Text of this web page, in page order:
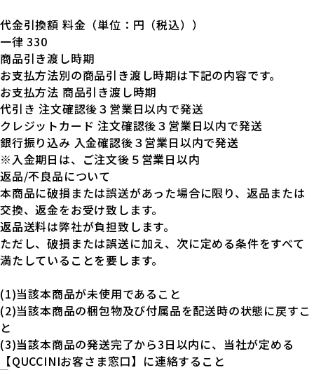
代金引換額 料金（単位：円（税込））
一律 330
商品引き渡し時期
お支払方法別の商品引き渡し時期は下記の内容です。
お支払方法 商品引き渡し時期
代引き 注文確認後３営業日以内で発送
クレジットカード 注文確認後３営業日以内で発送
銀行振り込み 入金確認後３営業日以内で発送
※入金期日は、ご注文後５営業日以内
返品/不良品について
本商品に破損または誤送があった場合に限り、返品または
交換、返金をお受け致します。
返品送料は弊社が負担致します。
ただし、破損または誤送に加え、次に定める条件をすべて
満たしていることを要します。
(1)当該本商品が未使用であること
(2)当該本商品の梱包物及び付属品を配送時の状態に戻すこ
と
(3)当該本商品の発送完了から3日以内に、当社が定める
【QUCCINIお客さま窓口】に連絡すること